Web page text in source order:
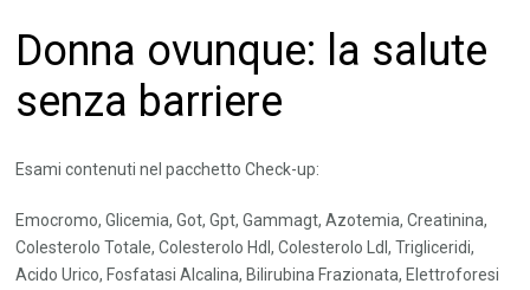
Donna ovunque: la salute
senza barriere
Esami contenuti nel pacchetto Check-up:
Emocromo, Glicemia, Got, Gpt, Gammagt, Azotemia, Creatinina,
Colesterolo Totale, Colesterolo Hdl, Colesterolo Ldl, Trigliceridi,
Acido Urico, Fosfatasi Alcalina, Bilirubina Frazionata, Elettroforesi